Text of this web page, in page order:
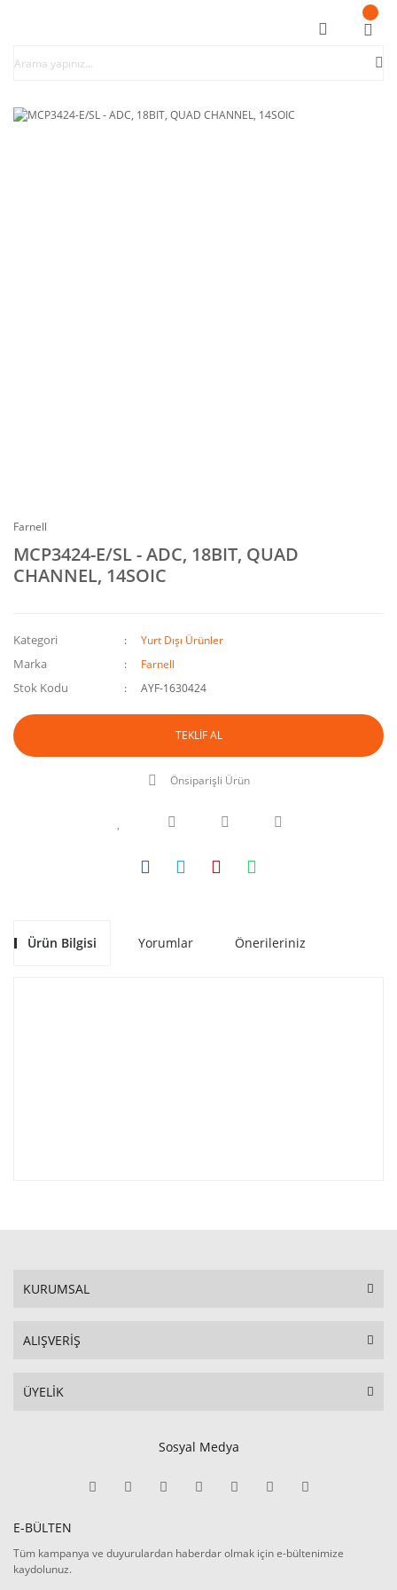
Farnell
MCP3424-E/SL - ADC, 18BIT, QUAD
CHANNEL, 14SOIC
Kategori Yurt Dışı Ürünler
Marka Farnell
Stok Kodu AYF-1630424
TEKLİF AL
Önsiparişli Ürün
Ürün Bilgisi Yorumlar Önerileriniz
KURUMSAL
ALIŞVERİŞ
ÜYELİK
Sosyal Medya
E-BÜLTEN
Tüm kampanya ve duyurulardan haberdar olmak için e-bültenimize
kaydolunuz.